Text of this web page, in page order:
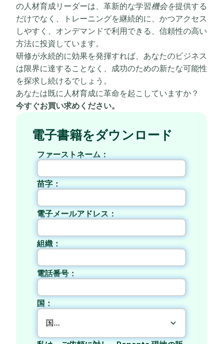
の人材育成リーダーは、革新的な学習機会を提供する
だけでなく、トレーニングを継続的に、かつアクセス
しやすく、オンデマンドで利用できる、信頼性の高い
方法に投資しています。
研修が永続的に効果を発揮すれば、あなたのビジネス
は限界に達することなく、成功のための新たな可能性
を探求し続けるでしょう。
あなたは既に人材育成に革命を起こしていますか？
今すぐお買い求めください。
電子書籍をダウンロード
ファーストネーム：
苗字：
電子メールアドレス：
組織：
電話番号：
国：